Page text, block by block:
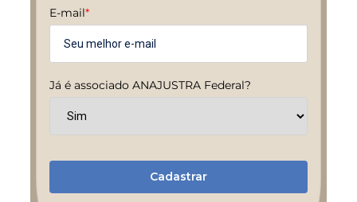
E-mail*
Já é associado ANAJUSTRA Federal?
Cadastrar